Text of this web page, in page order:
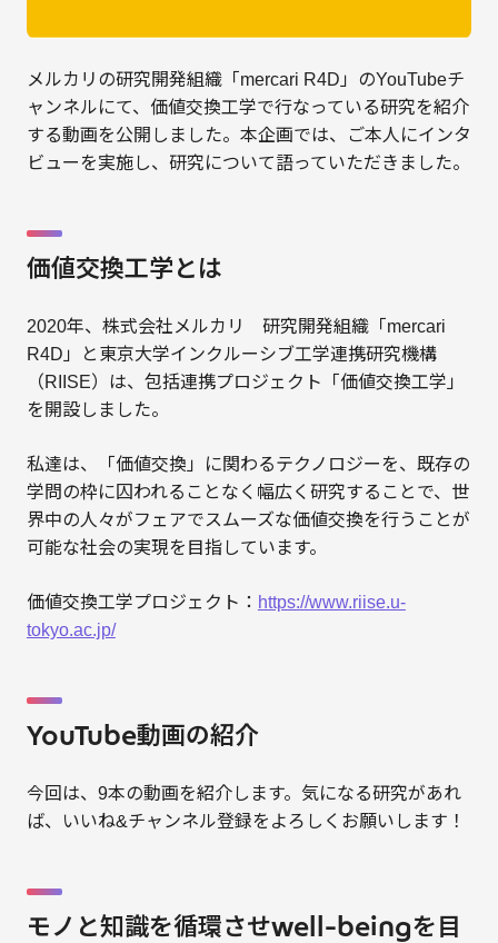
メルカリの研究開発組織「mercari R4D」のYouTubeチ
ャンネルにて、価値交換工学で行なっている研究を紹介
する動画を公開しました。本企画では、ご本人にインタ
ビューを実施し、研究について語っていただきました。
価値交換工学とは
2020年、株式会社メルカリ 研究開発組織「mercari
R4D」と東京大学インクルーシブ工学連携研究機構
（RIISE）は、包括連携プロジェクト「価値交換工学」
を開設しました。
私達は、「価値交換」に関わるテクノロジーを、既存の
学問の枠に囚われることなく幅広く研究することで、世
界中の人々がフェアでスムーズな価値交換を行うことが
可能な社会の実現を目指しています。
価値交換工学プロジェクト： https://www.riise.u-
tokyo.ac.jp/
YouTube動画の紹介
今回は、9本の動画を紹介します。気になる研究があれ
ば、いいね&チャンネル登録をよろしくお願いします！
モノと知識を循環させwell-beingを目